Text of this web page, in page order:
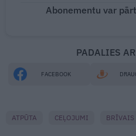
Abonementu var
PADALIES
FACEBOOK
ATPŪTA CEĻOJUMI BRĪVAIS